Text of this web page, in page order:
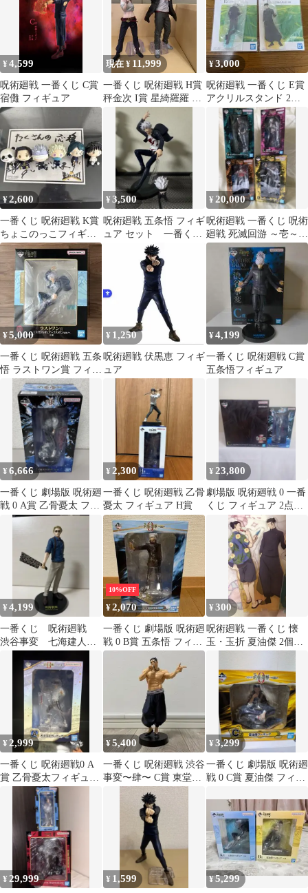
¥4,599
呪術廻戦 一番くじ C賞
宿儺 フィギュア
現在 ¥ 11,999
一番くじ 呪術廻戦 H賞
秤金次 I賞 星綺羅羅 フ
ィギュア
¥3,000
呪術廻戦 一番くじ E賞
アクリルスタンド 2種
セット
¥2,600
一番くじ 呪術廻戦 K賞
ちょこのっこフィギュ
ア 全6種セット
¥3,500
呪術廻戦 五条悟 フィギ
ュア セット 一番くじ
呪術廻戦 懐玉・玉折 ～
¥ 20,000
呪術廻戦 一番くじ 呪術
廻戦 死滅回游 ～壱～
未開封 4点セット
¥5,000
一番くじ 呪術廻戦 五条
悟 ラストワン賞 フィギ
ュア じゅじゅつかいせ
¥ 1,250
呪術廻戦 伏黒恵 フィギ
ュア
¥4,199
一番くじ 呪術廻戦 C賞
五条悟フィギュア
¥6,666
一番くじ 劇場版 呪術廻
戦 0 A賞 乙骨憂太 フィ
ギュア
¥2,300
一番くじ 呪術廻戦 乙骨
憂太 フィギュア H賞
¥23,800
劇場版 呪術廻戦 0 一番
くじ フィギュア 2点セ
¥4,199
一番くじ 呪術廻戦
渋谷事変 七海建人
10%OFF
¥2,070
一番くじ 劇場版 呪術廻
戦 0 B賞 五条悟 フィギ
ュア
¥300
呪術廻戦 一番くじ 懐
玉・玉折 夏油傑 2個セ
¥ 2,999
一番くじ 呪術廻戦0 A
賞 乙骨憂太フィギュア
¥5,400
一番くじ 呪術廻戦 渋谷
事変〜肆〜 C賞 東堂葵
¥3,299
一番くじ 劇場版 呪術廻
戦 0 C賞 夏油傑 フィギ
¥ 29,999 ¥ 1,599 ¥5,299